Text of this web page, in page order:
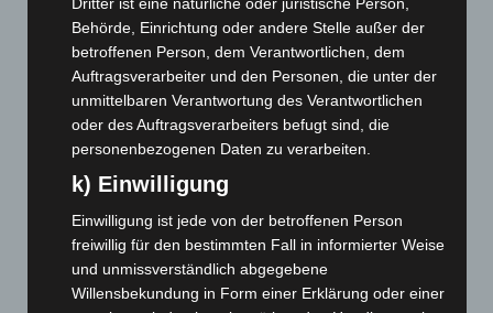
Dezember 2024(89)
November 2024 (94)
Oktober 2024(93)
September 2024(112)
August 2024(107)
Juli 2024 (89)
Juni 2024(107)
Mai 2024(149)
April 2024(102)
Behörde, Einrichtung oder andere Stelle außer der
betroffenen Person, dem Verantwortlichen, dem
Auftragsverarbeiter und den Personen, die unter der
unmittelbaren Verantwortung des Verantwortlichen
oder des Auftragsverarbeiters befugt sind, die
personenbezogenen Daten zu verarbeiten.
k) Einwilligung
Einwilligung ist jede von der betroffenen Person
freiwillig für den bestimmten Fall in informierter Weise
und unmissverständlich abgegebene
Willensbekundung in Form einer Erklärung oder einer